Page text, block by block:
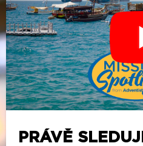
PRÁVĚ